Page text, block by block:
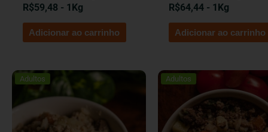
R$59,48 - 1Kg
Adicionar ao carrinho
R$64,44 - 1Kg
Adicionar ao carrinho
Adultos Adultos